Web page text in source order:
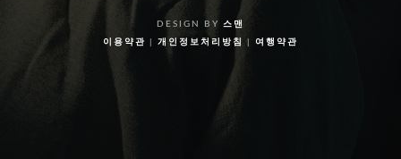
DESIGN BY 스맨
이용약관
개인정보처리방침 여행약관